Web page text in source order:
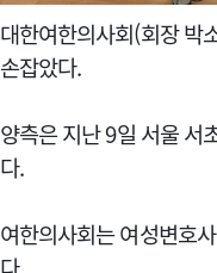
대한여한의사회(회장 박
손잡았다.
양측은 지난 9일 서울 서
다.
여한의사회는 여성변호